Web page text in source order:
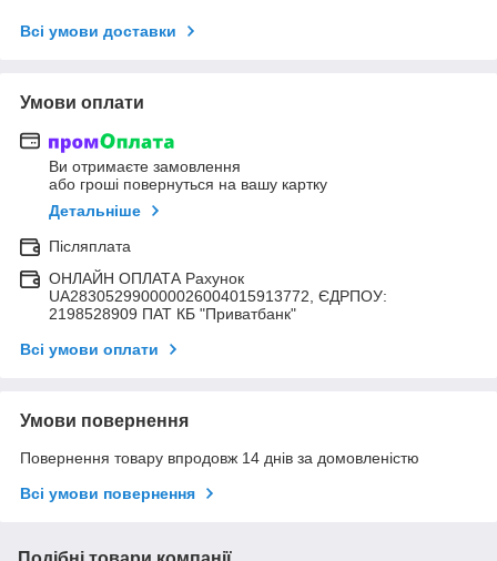
Всі умови доставки
Умови оплати
Ви отримаєте замовлення
або гроші повернуться на вашу картку
Детальніше
Післяплата
ОНЛАЙН ОПЛАТА Рахунок
UA283052990000026004015913772, ЄДРПОУ:
2198528909 ПАТ КБ "Приватбанк"
Всі умови оплати
Умови повернення
Повернення товару впродовж 14 днів за домовленістю
Всі умови повернення